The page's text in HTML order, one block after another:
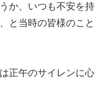
か、いつも不安を持
と当時の皆様のこと
正午のサイレンに心